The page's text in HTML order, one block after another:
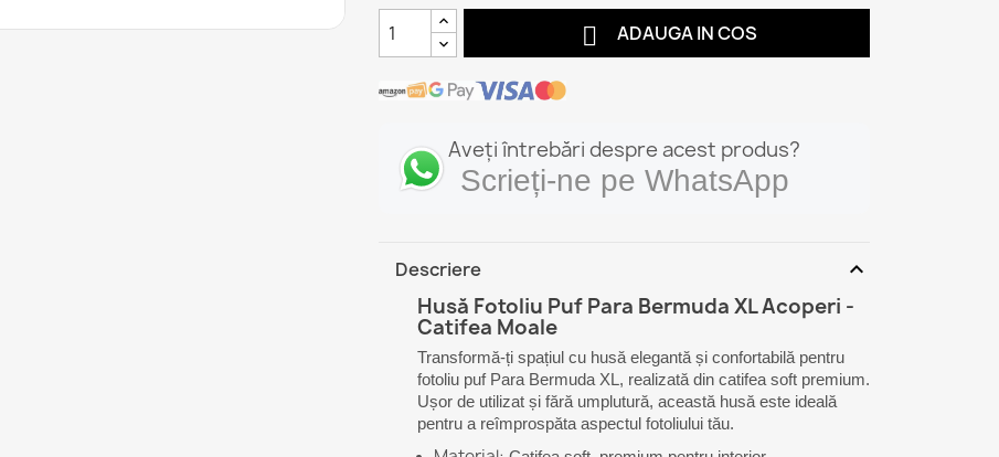
 ADAUGA IN COS
Aveți întrebări despre acest produs?
Scrieți-ne pe WhatsApp
Descriere expand_more
Husă Fotoliu Puf Para Bermuda XL Acoperi -
Catifea Moale
Transformă-ți spațiul cu husă elegantă și confortabilă pentru
fotoliu puf Para Bermuda XL, realizată din catifea soft premium.
Ușor de utilizat și fără umplutură, această husă este ideală
pentru a reîmprospăta aspectul fotoliului tău.